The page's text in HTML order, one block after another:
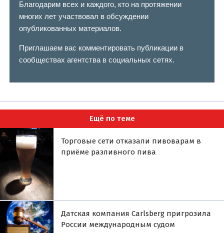
Благодарим всех и каждого, кто на протяжении
многих лет участвовал в обсуждении
опубликованных материалов.
Приглашаем вас комментировать публикации в
сообществах агентства в социальных сетях.
Ещё по теме
Торговые сети отказали пивоварам в
приёме разливного пива
Датская компания Carlsberg пригрозила
России международным судом